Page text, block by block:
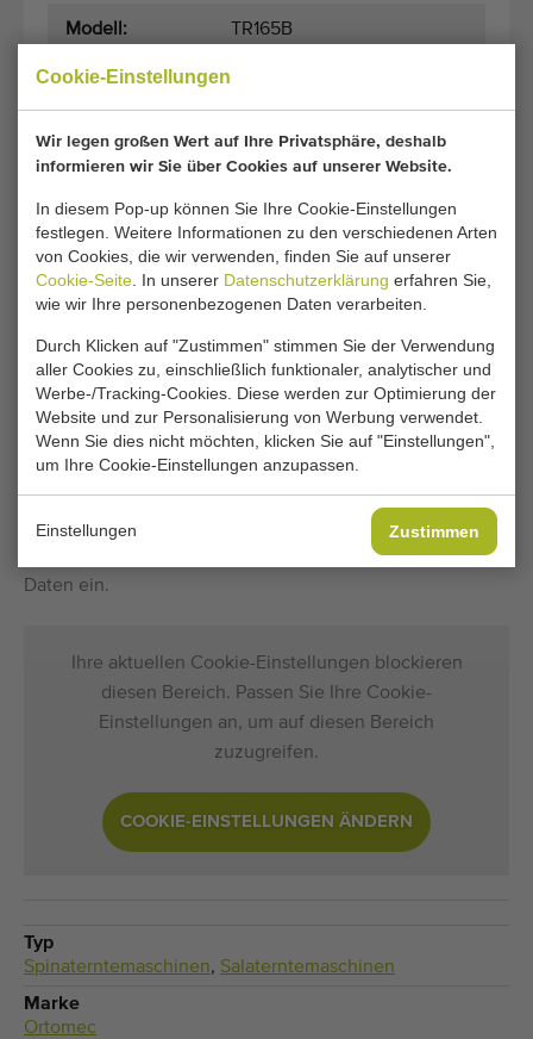
Cookie-Einstellungen
Wir legen großen Wert auf Ihre Privatsphäre, deshalb
informieren wir Sie über Cookies auf unserer Website.
In diesem Pop-up können Sie Ihre Cookie-Einstellungen
festlegen. Weitere Informationen zu den verschiedenen Arten
von Cookies, die wir verwenden, finden Sie auf unserer
Cookie-Seite . In unserer Datenschutzerklärung erfahren Sie,
wie wir Ihre personenbezogenen Daten verarbeiten.
Durch Klicken auf "Zustimmen" stimmen Sie der Verwendung
aller Cookies zu, einschließlich funktionaler, analytischer und
Werbe-/Tracking-Cookies. Diese werden zur Optimierung der
Website und zur Personalisierung von Werbung verwendet.
Wenn Sie dies nicht möchten, klicken Sie auf "Einstellungen",
um Ihre Cookie-Einstellungen anzupassen.
Einstellungen Zustimmen
Modell: TR165B
Jahr:
Transportmaße: 280 cm x 240 cm x 170 cm
(Länge x Breite x Höhe)
Maße: 165 cm
Allgemeine Geschäftsbedingungen
Kaufvorgang
Leider ist diese Ortomec Erntemaschine für
Blattgemüse inzwischen verkauft.
Möchten Sie informiert werden, sobald ein vergleichbares
Spinaterntemaschinen verfügbar ist? Geben Sie hier Ihre
Daten ein.
Ihre aktuellen Cookie-Einstellungen blockieren
diesen Bereich. Passen Sie Ihre Cookie-
Einstellungen an, um auf diesen Bereich
zuzugreifen.
COOKIE-EINSTELLUNGEN ÄNDERN
Typ
Spinaterntemaschinen, Salaterntemaschinen
Marke
Ortomec